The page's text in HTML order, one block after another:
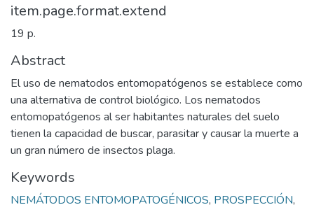
item.page.format.extend
19 p.
Abstract
El uso de nematodos entomopatógenos se establece como
una alternativa de control biológico. Los nematodos
entomopatógenos al ser habitantes naturales del suelo
tienen la capacidad de buscar, parasitar y causar la muerte a
un gran número de insectos plaga.
Keywords
NEMÁTODOS ENTOMOPATOGÉNICOS, PROSPECCIÓN,